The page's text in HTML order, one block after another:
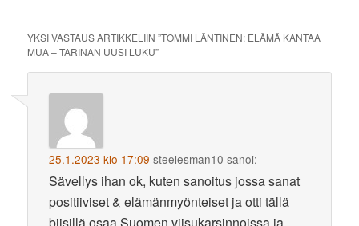
YKSI VASTAUS ARTIKKELIIN ”TOMMI LÄNTINEN: ELÄMÄ KANTAA
MUA – TARINAN UUSI LUKU”
25.1.2023 klo 17:09 steelesman10 sanoi:
Sävellys ihan ok, kuten sanoitus jossa sanat
positiiviset & elämänmyönteiset ja otti tällä
biisillä osaa Suomen viisukarsinnoissa ja